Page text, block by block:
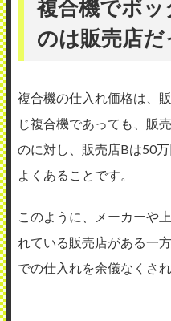
複合機でボ
のは販売店だ
複合機の仕入れ価格は、
じ複合機であっても、販
のに対し、販売店Bは50
よくあることです。
このように、メーカーや
れている販売店がある一
での仕入れを余儀なくさ